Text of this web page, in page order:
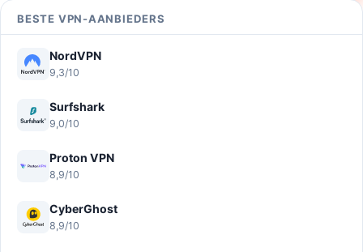
BESTE VPN-AANBIEDERS
NordVPN
9,3/10
Surfshark
9,0/10
Proton VPN
8,9/10
CyberGhost
8,9/10